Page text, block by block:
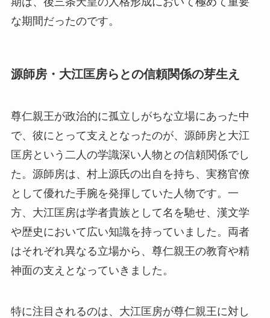
な期間だったのです。
源師房・大江匡房らとの信頼関係の芽生え
尊仁親王が政治的に孤立しがちな立場にあった中
で、彼にとって支えとなったのが、源師房と大江
匡房という二人の学識深い人物との信頼関係でし
た。源師房は、村上源氏の出自を持ち、実務官僚
として優れた手腕を発揮していた人物です。一
方、大江匡房は学者貴族として名を馳せ、漢文学
や歴史において広い知識を持っていました。両者
はそれぞれ異なる立場から、尊仁親王の教育や精
神面の支えとなっていきました。
特に注目されるのは、大江匡房が尊仁親王に対し